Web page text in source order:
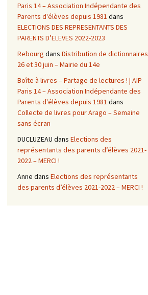
Paris 14 – Association Indépendante des
Parents d'élèves depuis 1981 dans
ELECTIONS DES REPRESENTANTS DES
PARENTS D’ELEVES 2022-2023
Rebourg dans Distribution de dictionnaires
26 et 30 juin – Mairie du 14e
Boîte à livres – Partage de lectures ! | AIP
Paris 14 – Association Indépendante des
Parents d'élèves depuis 1981 dans
Collecte de livres pour Arago – Semaine
sans écran
DUCLUZEAU dans Elections des
représentants des parents d’élèves 2021-
2022 – MERCI !
Anne dans Elections des représentants
des parents d’élèves 2021-2022 – MERCI !